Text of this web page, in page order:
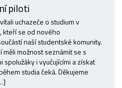
piloti
uchazeče o studium v
kteří se od nového
naší studentské komunity.
možnost seznámit se s
i vyučujícími a získat
studia čeká. Děkujeme